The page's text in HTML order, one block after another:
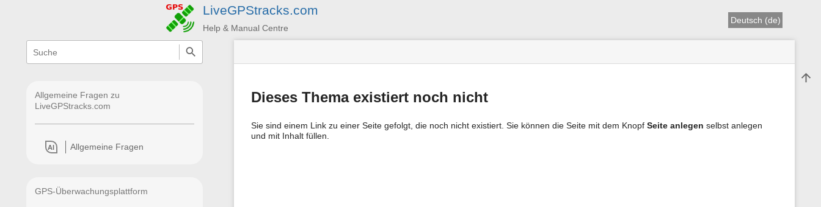
LiveGPStracks.com
Help & Manual Centre
Wikiübergreifende
Schnellsuche
Allgemeine Fragen zu
LiveGPStracks.com
Al Allgemeine Fragen
GPS-Überwachungsplattform
Deutsch (de)
Dieses Thema existiert noch nicht
Sie sind einem Link zu einer Seite gefolgt, die noch nicht existiert. Sie können die Seite mit dem Knopf Seite anlegen selbst anlegen
und mit Inhalt füllen.